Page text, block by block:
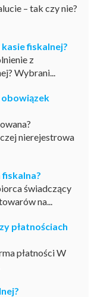
– tak czy nie?
fiskalnej?
z
Wybrani...
obowiązek
nierejestrowa
fiskalna?
świadczący
na...
płatnościach
płatności W